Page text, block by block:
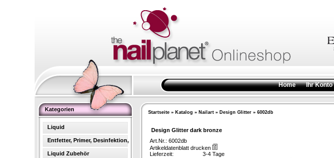
Home Ihr Konto
Kategorien
Liquid
Entfetter, Primer, Desinfektion,
Liquid Zubehör
Startseite» Katalog » Nailart» Design Glitter» 6002db
Design Glitter dark bronze
Art.Nr.: 6002db
Artikeldatenblatt drucken
Lieferzeit:
3-4 Tage